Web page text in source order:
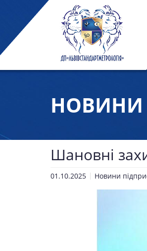
НОВИНИ
Шановні
01.10.2025 Новини